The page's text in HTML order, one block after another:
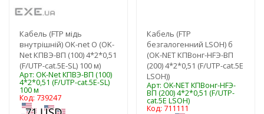
Кабель (FTP мідь
внутрішній) OK-net O (OK-
Net КПВЭ-ВП (100) 4*2*0,51
(F/UTP-cat.5E-SL) 100 м)
Арт: OK-Net КПВЭ-ВП (100)
4*2*0,51 (F/UTP-cat.5E-SL)
100 м
Код: 739247
Кабель (FTP
безгалогенний LSOH) б
(OK-NET КПВонг-HFЭ-ВП
(200) 4*2*0,51 (F/UTP-cat.5E
LSOH))
Арт: OK-NET КПВонг-HFЭ-
ВП (200) 4*2*0,51 (F/UTP-
cat.5E LSOH)
Код: 711111